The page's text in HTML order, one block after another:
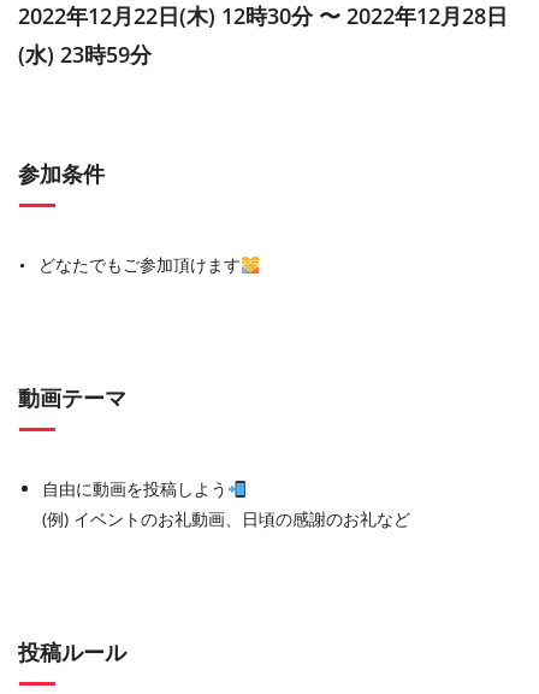
2022年12月22日(木) 12時30分 〜 2022年12月28日
(水) 23時59分
参加条件
どなたでもご参加頂けます
動画テーマ
自由に動画を投稿しよう
(例) イベントのお礼動画、日頃の感謝のお礼など
投稿ルール